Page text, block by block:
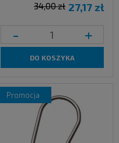
27,17 zł
34,00 zł
- +
DO KOSZYKA
promocja